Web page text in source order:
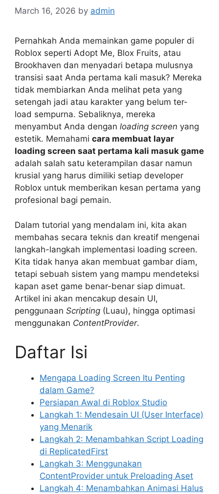
March 16, 2026 by admin
Pernahkah Anda memainkan game populer di
Roblox seperti Adopt Me, Blox Fruits, atau
Brookhaven dan menyadari betapa mulusnya
transisi saat Anda pertama kali masuk? Mereka
tidak membiarkan Anda melihat peta yang
setengah jadi atau karakter yang belum ter-
load sempurna. Sebaliknya, mereka
menyambut Anda dengan loading screen yang
estetik. Memahami cara membuat layar
loading screen saat pertama kali masuk game
adalah salah satu keterampilan dasar namun
krusial yang harus dimiliki setiap developer
Roblox untuk memberikan kesan pertama yang
profesional bagi pemain.
Dalam tutorial yang mendalam ini, kita akan
membahas secara teknis dan kreatif mengenai
langkah-langkah implementasi loading screen.
Kita tidak hanya akan membuat gambar diam,
tetapi sebuah sistem yang mampu mendeteksi
kapan aset game benar-benar siap dimuat.
Artikel ini akan mencakup desain UI,
penggunaan Scripting (Luau), hingga optimasi
menggunakan ContentProvider.
Daftar Isi
Mengapa Loading Screen Itu Penting
dalam Game?
Persiapan Awal di Roblox Studio
Langkah 1: Mendesain UI (User Interface)
yang Menarik
Langkah 2: Menambahkan Script Loading
di ReplicatedFirst
Langkah 3: Menggunakan
ContentProvider untuk Preloading Aset
Langkah 4: Menambahkan Animasi Halus